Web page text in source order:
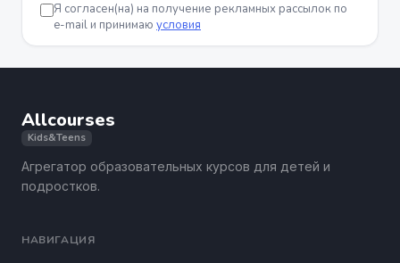
Я согласен(на) на получение рекламных рассылок по
e-mail и принимаю условия
Allcourses
Kids&Teens
Агрегатор образовательных курсов для детей и
подростков.
НАВИГАЦИЯ